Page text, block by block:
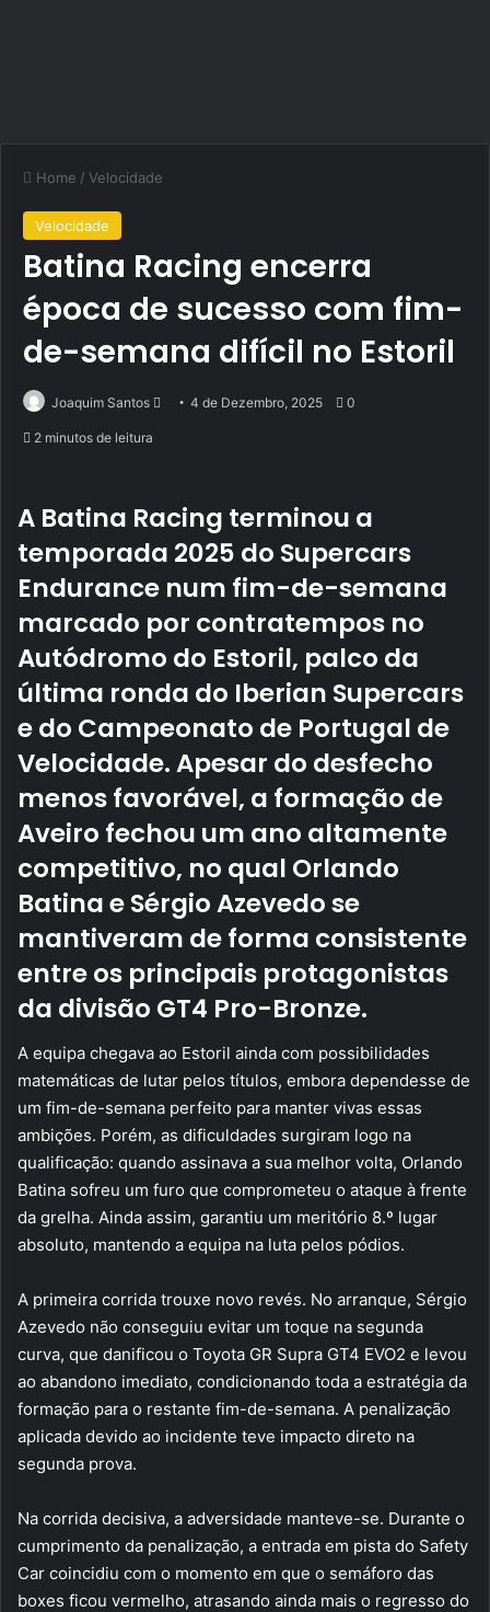
Home / Velocidade
Velocidade
Batina Racing encerra
época de sucesso com fim-
de-semana difícil no Estoril
Joaquim Santos
Send4 de Dezembro, 2025 0
2 minutos de leitura
A Batina Racing terminou a
temporada 2025 do Supercars
Endurance num fim-de-semana
marcado por contratempos no
Autódromo do Estoril, palco da
última ronda do Iberian Supercars
e do Campeonato de Portugal de
Velocidade. Apesar do desfecho
menos favorável, a formação de
Aveiro fechou um ano altamente
competitivo, no qual Orlando
Batina e Sérgio Azevedo se
mantiveram de forma consistente
entre os principais protagonistas
da divisão GT4 Pro-Bronze.
A equipa chegava ao Estoril ainda com possibilidades
matemáticas de lutar pelos títulos, embora dependesse de
um fim-de-semana perfeito para manter vivas essas
ambições. Porém, as dificuldades surgiram logo na
qualificação: quando assinava a sua melhor volta, Orlando
Batina sofreu um furo que comprometeu o ataque à frente
da grelha. Ainda assim, garantiu um meritório 8.º lugar
absoluto, mantendo a equipa na luta pelos pódios.
A primeira corrida trouxe novo revés. No arranque, Sérgio
Azevedo não conseguiu evitar um toque na segunda
curva, que danificou o Toyota GR Supra GT4 EVO2 e levou
ao abandono imediato, condicionando toda a estratégia da
formação para o restante fim-de-semana. A penalização
aplicada devido ao incidente teve impacto direto na
segunda prova.
Na corrida decisiva, a adversidade manteve-se. Durante o
cumprimento da penalização, a entrada em pista do Safety
Car coincidiu com o momento em que o semáforo das
boxes ficou vermelho, atrasando ainda mais o regresso do